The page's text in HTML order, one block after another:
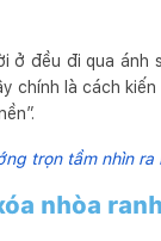
ở đều đi qua ánh
là cách
trọn tầm nhìn ra
nhòa